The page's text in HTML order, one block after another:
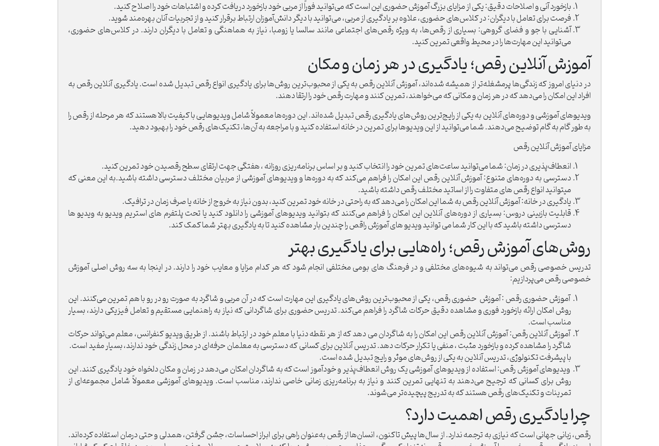
بازخورد آنی و اصلاحات دقیق: یکی از مزایای بزرگ آموزش حضوری این است که می‌توانید فوراً از مربی خود بازخورد دریافت کرده و اشتباهات خود را اصلاح کنید.
فرصت برای تعامل با دیگران: در کلاس‌های حضوری، علاوه بر یادگیری از مربی، می‌توانید با دیگر دانش‌آموزان ارتباط برقرار کنید و از تجربیات آنان بهره‌مند شوید.
آشنایی با جو و فضای گروهی: بسیاری از رقص‌ها، به ویژه رقص‌های اجتماعی مانند سالسا یا زومبا، نیاز به هماهنگی و تعامل با دیگران دارند. در کلاس‌های حضوری،
می‌توانید این مهارت‌ها را در محیط واقعی تمرین کنید.
آموزش آنلاین رقص؛ یادگیری در هر زمان و مکان
در دنیای امروز که زندگی‌ها پرمشغله‌تر از همیشه شده‌اند، آموزش آنلاین رقص به یکی از محبوب‌ترین روش‌ها برای یادگیری انواع رقص تبدیل شده است. یادگیری آنلاین رقص به
افراد این امکان را می‌دهد که در هر زمان و مکانی که می‌خواهند، تمرین کنند و مهارت‌ رقص خود را ارتقا دهند.
ویدیوهای آموزشی و دوره‌های آنلاین به یکی از رایج‌ترین روش‌های یادگیری رقص تبدیل شده‌اند. این دوره‌ها معمولاً شامل ویدیوهایی با کیفیت بالا هستند که هر مرحله از رقص را
به طور گام به گام توضیح می‌دهند. شما می‌توانید از این ویدیوها برای تمرین در خانه استفاده کنید و با مراجعه به آن‌ها، تکنیک‌های رقص خود را بهبود دهید.
مزایای آموزش آنلاین رقص
انعطاف‌پذیری در زمان: شما می‌توانید ساعت‌های تمرین خود را انتخاب کنید و بر اساس برنامه‌ریزی روزانه ، هفتگی جهت ارتقای سطح رقصیدن خود تمرین کنید.
دسترسی به دوره‌های متنوع: آموزش آنلاین رقص این امکان را فراهم می‌کند که به دوره‌ها و ویدیوهای آموزشی از مربیان مختلف دسترسی داشته باشید.به این معنی که
میتوانید انواع رقص های متفاوت را از اساتید مختلف رقص داشته باشید.
یادگیری در خانه: آموزش آنلاین رقص به شما این امکان را می‌دهد که به راحتی در خانه خود تمرین کنید، بدون نیاز به خروج از خانه یا صرف زمان در ترافیک.
قابلیت بازبینی دروس: بسیاری از دوره‌های آنلاین این امکان را فراهم می‌کنند که بتوانید ویدیوهای آموزشی را دانلود کنید یا تحت پلتفرم های استریم ویدیو به ویدیو ها
دسترسی داشته باشید که با این کار شما می توانید ویدیو های آموزش راقص را چندین بار مشاهده کنید تا به یادگیری بهتر شما کمک کند.
روش‌های آموزش رقص؛ راه‌هایی برای یادگیری بهتر
تدریس خصوصی رقص می‌تواند به شیوه‌های مختلفی و در فرهنگ های بومی مختلفی انجام شود که هر کدام مزایا و معایب خود را دارند. در اینجا به سه روش اصلی آموزش
خصوصی رقص می‌پردازیم:
آموزش حضوری رقص : آموزش حضوری رقص، یکی از محبوب‌ترین روش‌های یادگیری این مهارت است که در آن مربی و شاگرد به صورت رو در رو با هم تمرین می‌کنند. این
روش امکان ارائه بازخورد فوری و مشاهده دقیق حرکات شاگرد را فراهم می‌کند. تدریس حضوری برای شاگردانی که نیاز به راهنمایی مستقیم و تعامل فیزیکی دارند، بسیار
مناسب است.
آموزش آنلاین رقص: آموزش آنلاین رقص این امکان را به شاگردان می دهد که از هر نقطه دنیا با معلم خود در ارتباط باشند. از طریق ویدیو کنفرانس، معلم می‌تواند حرکات
شاگرد را مشاهده کرده و بازخورد مثبت ، منفی یا تکرار حرکات دهد. تدریس آنلاین برای کسانی که دسترسی به معلمان حرفه‌ای در محل زندگی خود ندارند، بسیار مفید است.
با پیشرفت تکنولوژی، تدریس آنلاین به یکی از روش‌های موثر و رایج تبدیل شده است.
ویدیوهای آموزش رقص: استفاده از ویدیوهای آموزشی یک روش انعطاف‌پذیر و خودآموز است که به شاگردان امکان می‌دهد در زمان و مکان دلخواه خود یادگیری کنند. این
روش برای کسانی که ترجیح می‌دهند به تنهایی تمرین کنند و نیاز به برنامه‌ریزی زمانی خاصی ندارند، مناسب است. ویدیوهای آموزشی معمولاً شامل مجموعه‌ای از
تمرینات و تکنیک‌های رقص هستند که به تدریج پیچیده‌تر می‌شوند.
چرا یادگیری رقص اهمیت دارد؟
رقص، زبانی جهانی است که نیازی به ترجمه ندارد. از سال‌ها پیش تاکنون، انسان‌ها از رقص به‌عنوان راهی برای ابراز احساسات، جشن گرفتن، همدلی و حتی درمان استفاده کرده‌اند.